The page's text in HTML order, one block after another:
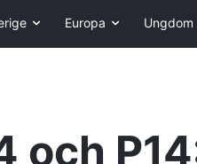
Europa Ungdom
och